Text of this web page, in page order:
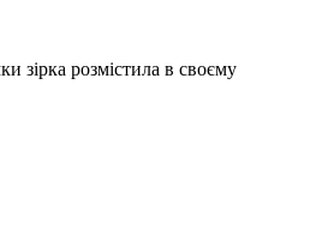
зірка розмістила в своєму